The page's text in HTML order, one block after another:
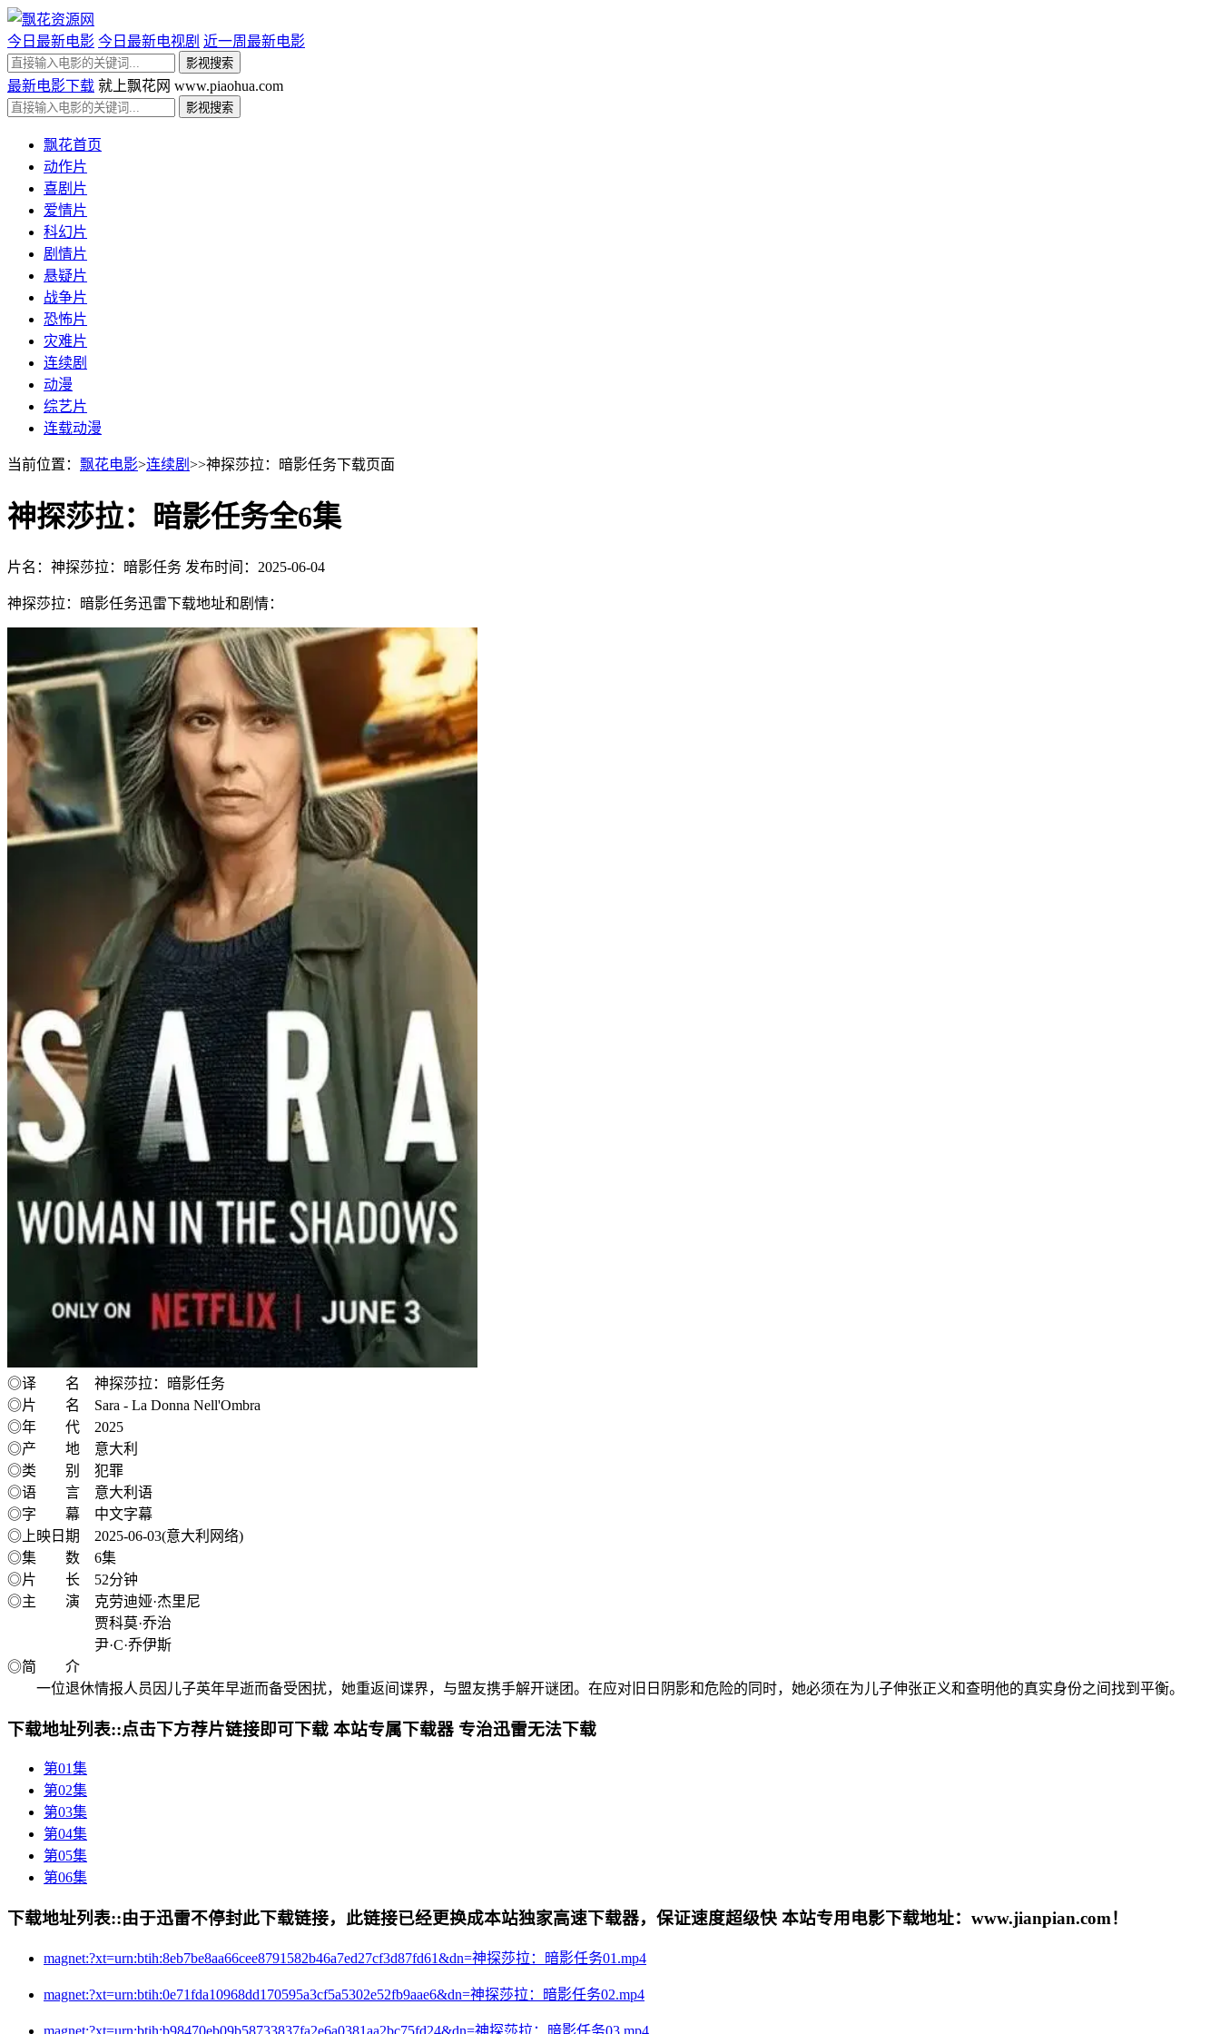
今日最新电影 今日最新电视剧 近一周最新电影
最新电影下载 就上飘花网 www.piaohua.com
飘花首页
动作片
喜剧片
爱情片
科幻片
剧情片
悬疑片
战争片
恐怖片
灾难片
连续剧
动漫
综艺片
连载动漫
当前位置： 飘花电影>连续剧 >>神探莎拉：暗影任务下载页面
神探莎拉：暗影任务全6集
片名：神探莎拉：暗影任务 发布时间：2025-06-04
神探莎拉：暗影任务迅雷下载地址和剧情：
◎译 名 神探莎拉：暗影任务
◎片 名 Sara - La Donna Nell'Ombra
◎年 代 2025
◎产 地 意大利
◎类 别 犯罪
◎语 言 意大利语
◎字 幕 中文字幕
◎上映日期 2025-06-03(意大利网络)
◎集 数 6集
◎片 长 52分钟
◎主 演 克劳迪娅·杰里尼
贾科莫·乔治
尹·C·乔伊斯
◎简 介
一位退休情报人员因儿子英年早逝而备受困扰，她重返间谍界，与盟友携手解开谜团。在应对旧日阴影和危险的同时，她必须在为儿子伸张正义和查明他的真实身份之间找到平衡。
下载地址列表::点击下方荐片链接即可下载 本站专属下载器 专治迅雷无法下载
第01集
第02集
第03集
第04集
第05集
第06集
下载地址列表::由于迅雷不停封此下载链接，此链接已经更换成本站独家高速下载器，保证速度超级快 本站专用电影下载地址：www.jianpian.com！
magnet:?xt=urn:btih:8eb7be8aa66cee8791582b46a7ed27cf3d87fd61&dn=神探莎拉：暗影任务01.mp4
magnet:?xt=urn:btih:0e71fda10968dd170595a3cf5a5302e52fb9aae6&dn=神探莎拉：暗影任务02.mp4
magnet:?xt=urn:btih:b98470eb09b58733837fa2e6a0381aa2bc75fd24&dn=神探莎拉：暗影任务03.mp4